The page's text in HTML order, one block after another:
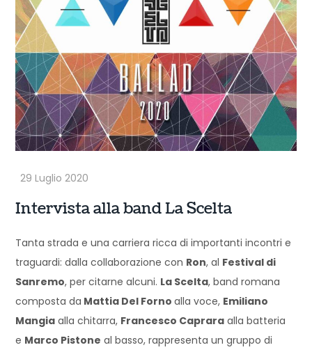
Intervista alla band La Scelta
Tanta strada e una carriera ricca di importanti incontri e
traguardi: dalla collaborazione con Ron, al Festival di
Sanremo, per citarne alcuni. La Scelta, band romana
composta da Mattia Del Fornoalla voce, Emiliano
Mangia alla chitarra, Francesco Caprara alla batteria
e Marco Pistone al basso, rappresenta un gruppo di